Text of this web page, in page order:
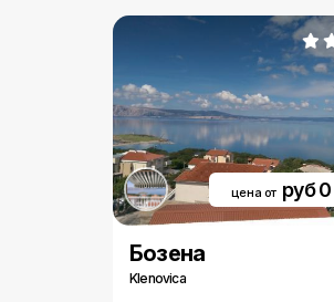
цена от руб 0
Бозена
Klenovica